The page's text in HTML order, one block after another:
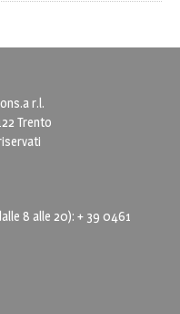
r.l.
Trento
8 alle 20): + 39 0461